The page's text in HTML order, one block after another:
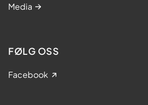
Media
FØLG OSS
Facebook